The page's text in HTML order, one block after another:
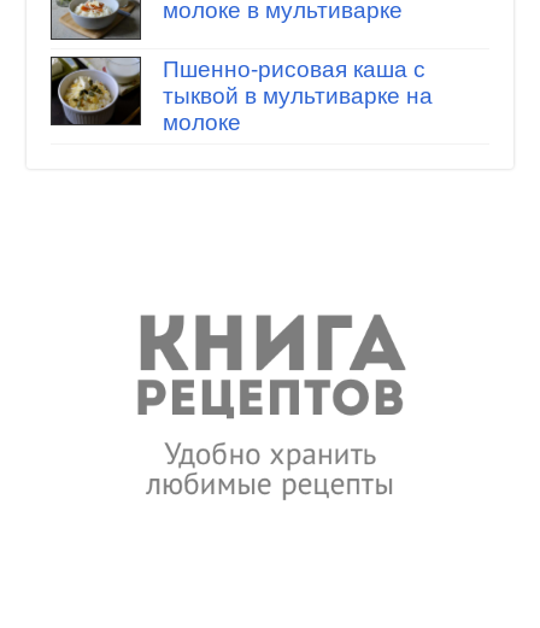
молоке в мультиварке
Пшенно-рисовая каша с
тыквой в мультиварке на
молоке